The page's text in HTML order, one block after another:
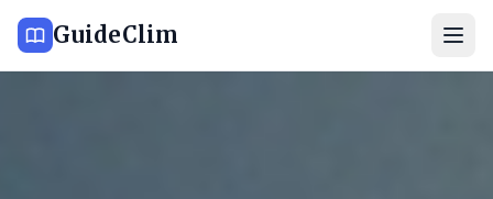
GuideClim